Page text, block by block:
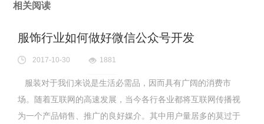
相关阅读
服饰行业如何做好微信公众号开发
2017-10-30 1881
服装对于我们来说是生活必需品，因而具有广阔的消费市
场。随着互联网的高速发展，当今各行各业都将互联网传播视
为一个产品销售、推广的良好媒介。其中用户量居多的莫过于